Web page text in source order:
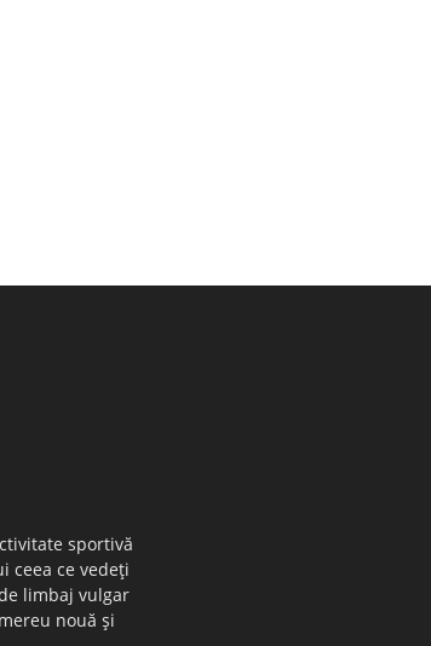
sportivă
ceea ce vedeţi
limbaj vulgar
nouă şi